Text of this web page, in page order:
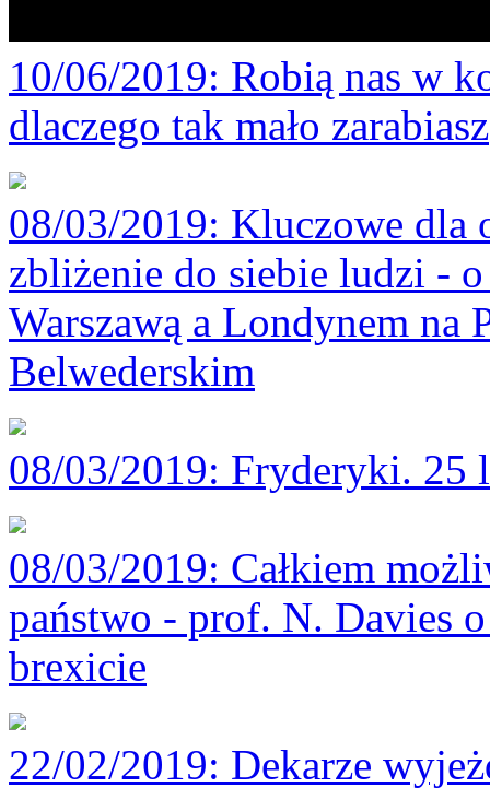
10/06/2019: Robią nas w
dlaczego tak mało zarabiasz
08/03/2019: Kluczowe dla
zbliżenie do siebie ludzi -
Warszawą a Londynem
Belwederskim
08/03/2019: Fryderyki. 25
08/03/2019: Całkiem
państwo - prof. N. Davies
brexicie
22/02/2019: Dekarze